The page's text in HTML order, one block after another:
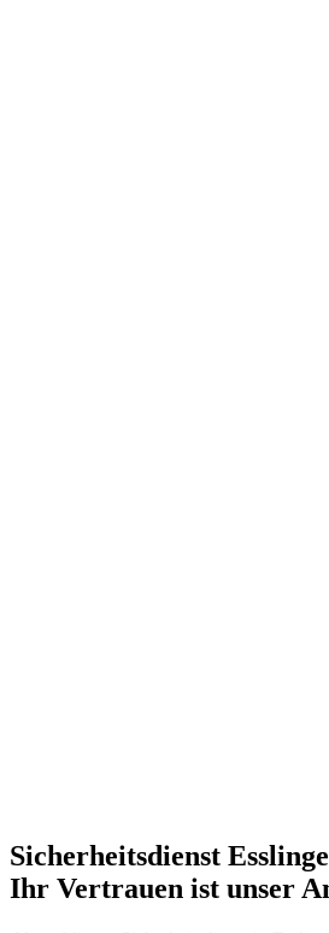
Sicherheitsdienst
Ihr Vertrauen ist unser